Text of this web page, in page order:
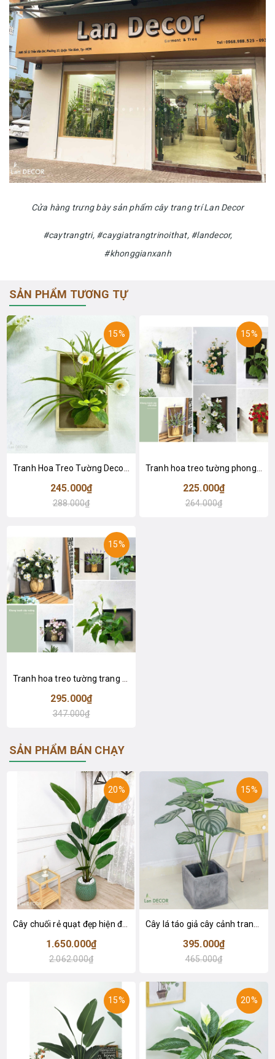
Cửa hàng trưng bày sản phẩm cây trang trí Lan Decor
#caytrangtri, #caygiatrangtrinoithat, #landecor,
#khonggianxanh
SẢN PHẨM TƯƠNG TỰ
15%
Tranh Hoa Treo Tường Decor Cửa Hiệu- KTH032 (20x30cm)
245.000₫
288.000₫
15%
Tranh hoa treo tường phong cách hiện đại- KTH031 (20x40cm)
225.000₫
264.000₫
15%
Tranh hoa treo tường trang trí nhà vintage- KTH030 (30x30cm)
295.000₫
347.000₫
SẢN PHẨM BÁN CHẠY
20%
Cây chuối rẻ quạt đẹp hiện đại trang trí 1m8 - LC3019 (Gồm 12 lá)
1.650.000₫
2.062.000₫
15%
Cây lá táo giả cây cảnh trang trí nội thất (85cm) - LC2683-1
395.000₫
465.000₫
15% 20%